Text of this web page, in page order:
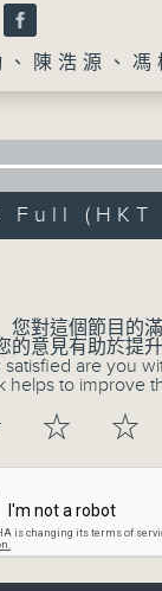
個節目嗎?
偉權、梁禮
館》每天陪
陳浩源、馮
Full
您對這個節目的
的意見有助於提
satisfied are you
helps to improve
☆ ☆